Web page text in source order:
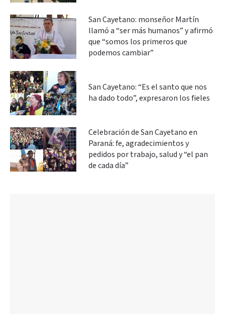
San Cayetano: monseñor Martín
llamó a “ser más humanos” y afirmó
que “somos los primeros que
podemos cambiar”
San Cayetano: “Es el santo que nos
ha dado todo”, expresaron los fieles
Celebración de San Cayetano en
Paraná: fe, agradecimientos y
pedidos por trabajo, salud y “el pan
de cada día”